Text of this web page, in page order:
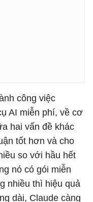
công việc
AI miễn phí, về cơ
hai vấn đề khác
tốt hơn và cho
so với hầu hết
nó có gói miễn
nhiều thì hiệu quả
dài, Claude càng